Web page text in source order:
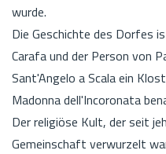
wurde.
Die Geschichte des Dorfes
Carafa und der Person von
Sant'Angelo a Scala ein
Madonna dell'Incoronata
Der religiöse Kult, der seit
Gemeinschaft verwurzelt